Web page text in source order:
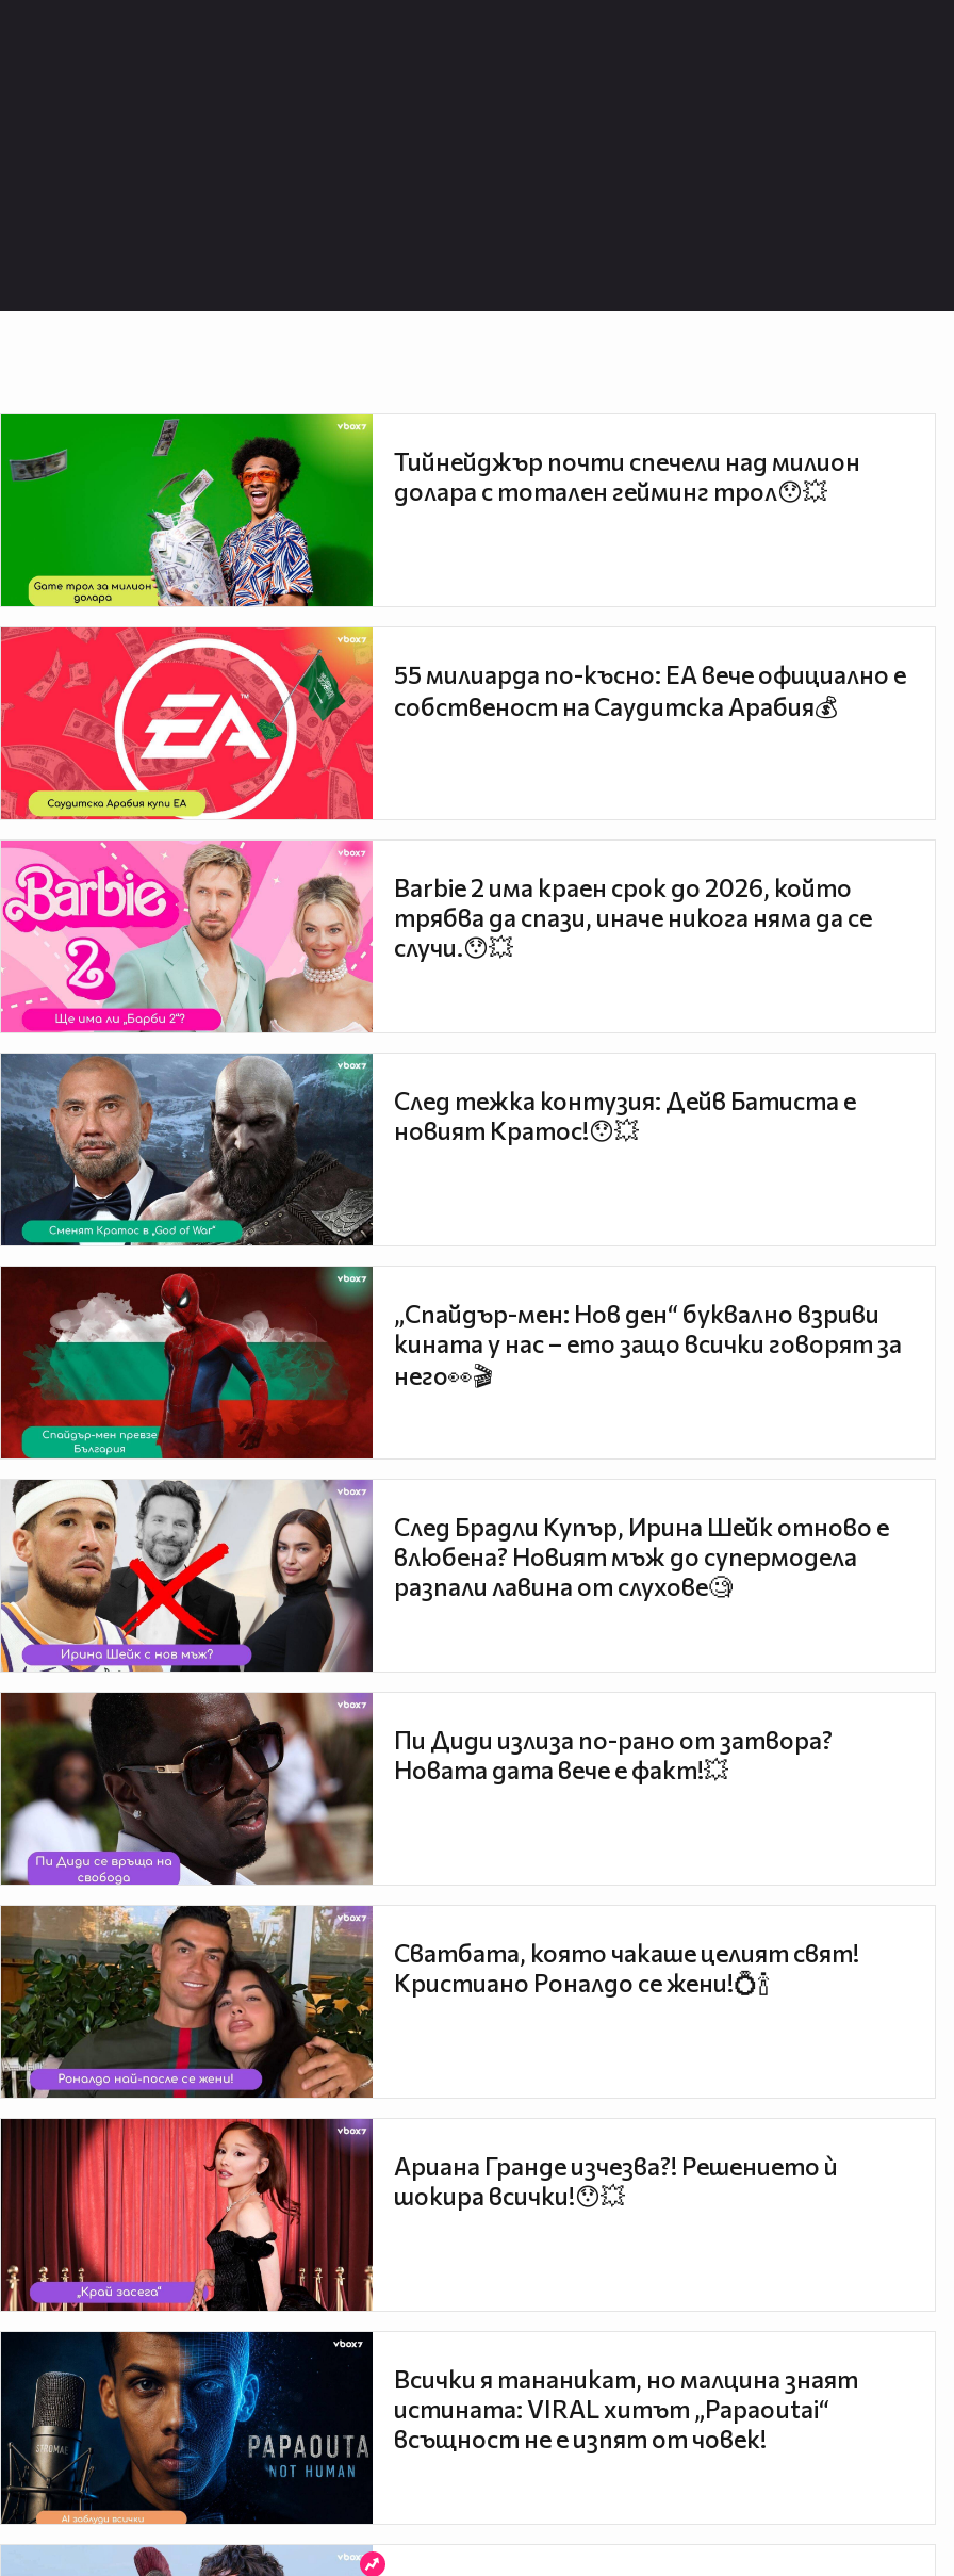
Тийнейджър почти спечели над милион
долара с тотален гейминг трол😯💥
55 милиарда по-късно: EA вече официално е
собственост на Саудитска Арабия💰
Barbie 2 има краен срок до 2026, който
трябва да спази, иначе никога няма да се
случи.😯💥
След тежка контузия: Дейв Батиста е
новият Кратос!😯💥
„Спайдър-мен: Нов ден“ буквално взриви
кината у нас – ето защо всички говорят за
него👀🎬
След Брадли Купър, Ирина Шейк отново е
влюбена? Новият мъж до супермодела
разпали лавина от слухове🧐
Пи Диди излиза по-рано от затвора?
Новата дата вече е факт!💥
Сватбата, която чакаше целият свят!
Кристиано Роналдо се жени!💍🍾
Ариана Гранде изчезва?! Решението ѝ
шокира всички!😯💥
Всички я тананикат, но малцина знаят
истината: VIRAL хитът „Papaoutai“
всъщност не е изпят от човек!